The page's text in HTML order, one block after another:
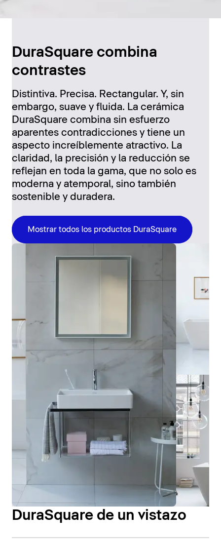
DuraSquare combina
contrastes
Distintiva. Precisa. Rectangular. Y, sin
embargo, suave y fluida. La cerámica
DuraSquare combina sin esfuerzo
aparentes contradicciones y tiene un
aspecto increíblemente atractivo. La
claridad, la precisión y la reducción se
reflejan en toda la gama, que no solo es
moderna y atemporal, sino también
sostenible y duradera.
Mostrar todos los productos DuraSquare
DuraSquare de un vistazo